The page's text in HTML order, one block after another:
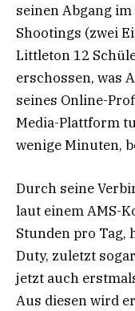
seinen Abgang
Shootings (zwei
Littleton 12
erschossen, was
seines Online-
Media-Plattform
wenige Minuten,
Durch seine
laut einem AMS-
Stunden pro Tag,
Duty, zuletzt
jetzt auch
Aus diesen wird